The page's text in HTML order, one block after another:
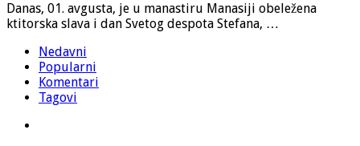
Danas, 01. avgusta, je u manastiru Manasiji obeležena
ktitorska slava i dan Svetog despota Stefana, …
Nedavni
Popularni
Komentari
Tagovi